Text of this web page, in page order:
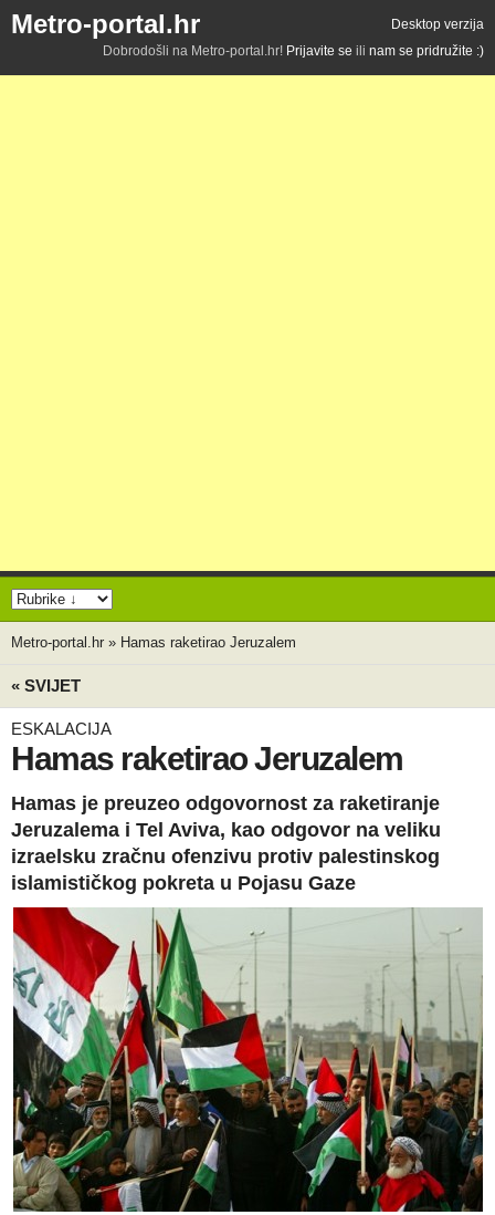
Metro-portal.hr
Desktop verzija
Dobrodošli na Metro-portal.hr! Prijavite se ili nam se pridružite :)
Metro-portal.hr » Hamas raketirao Jeruzalem
« SVIJET
ESKALACIJA
Hamas raketirao Jeruzalem
Hamas je preuzeo odgovornost za raketiranje
Jeruzalema i Tel Aviva, kao odgovor na veliku
izraelsku zračnu ofenzivu protiv palestinskog
islamističkog pokreta u Pojasu Gaze